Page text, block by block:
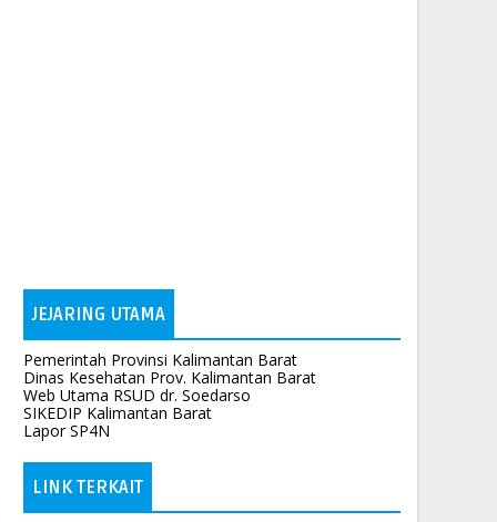
JEJARING UTAMA
Pemerintah Provinsi Kalimantan Barat
Dinas Kesehatan Prov. Kalimantan Barat
Web Utama RSUD dr. Soedarso
SIKEDIP Kalimantan Barat
Lapor SP4N
LINK TERKAIT